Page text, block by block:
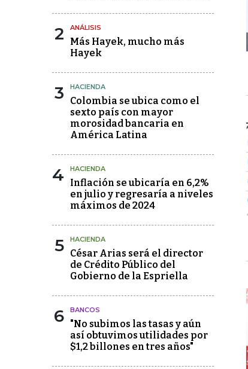
2 ANÁLISIS
Más Hayek, mucho más
Hayek
3 HACIENDA
Colombia se ubica como el
sexto país con mayor
morosidad bancaria en
América Latina
4 HACIENDA
Inflación se ubicaría en 6,2%
en julio y regresaría a niveles
máximos de 2024
5 HACIENDA
César Arias será el director
de Crédito Público del
Gobierno de la Espriella
6 BANCOS
"No subimos las tasas y aún
así obtuvimos utilidades por
$1,2 billones en tres años"